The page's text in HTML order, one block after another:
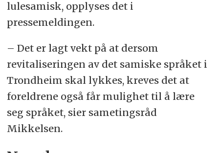
lulesamisk, opplyses det i
pressemeldingen.
– Det er lagt vekt på at dersom
revitaliseringen av det samiske språket i
Trondheim skal lykkes, kreves det at
foreldrene også får mulighet til å lære
seg språket, sier sametingsråd
Mikkelsen.